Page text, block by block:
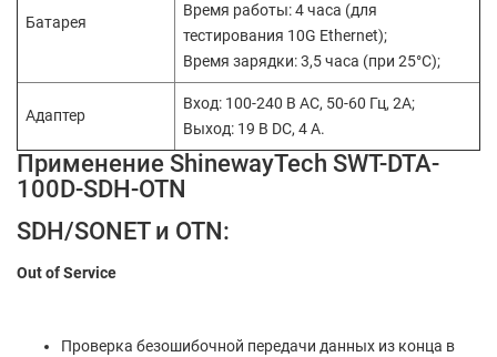
Батарея
Время работы: 4 часа (для
тестирования 10G Ethernet);
Время зарядки: 3,5 часа (при 25°C);
Адаптер
Вход: 100-240 В АС, 50-60 Гц, 2A;
Выход: 19 В DC, 4 А.
Применение ShinewayTech SWT-DTA-
100D-SDH-OTN
SDH/SONET и OTN:
Out of Service
Проверка безошибочной передачи данных из конца в